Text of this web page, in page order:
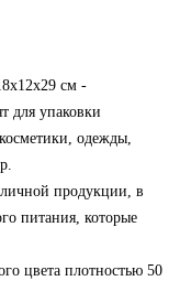
см -
для упаковки
одежды,
продукции, в
питания, которые
цвета плотностью 50